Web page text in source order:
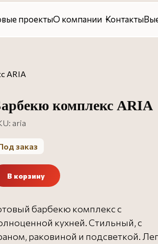
О компании КонтактыВыездной
ARIA
комплекс ARIA
aria
заказ
В корзину
барбекю комплекс с
кухней. Стильный, с
раковиной и подсветкой.